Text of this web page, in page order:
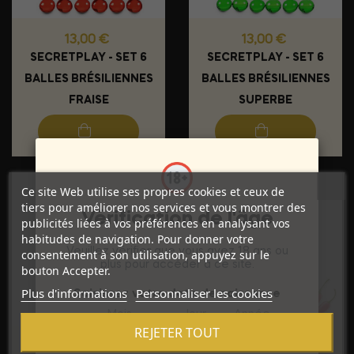
Prix
13,00 €
SECRETPLAY - SET 6
BALLES BRÉSILIENNES
FRAISE
Prix
13,00 €
SECRETPLAY - SET 6
BALLES BRÉSILIENNES
SUPERBE
Ce site Web utilise ses propres cookies et ceux de
tiers pour améliorer nos services et vous montrer des
publicités liées à vos préférences en analysant vos
habitudes de navigation. Pour donner votre
consentement à son utilisation, appuyez sur le
bouton Accepter.
Plus d'informations Personnaliser les cookies
REJETER TOUT
Vérification de l'âge
Veuillez vérifier que vous avez 18 ans ou
plus pour accéder à ce site.
Saisissez votre date de naissance
Mois
Jour Année